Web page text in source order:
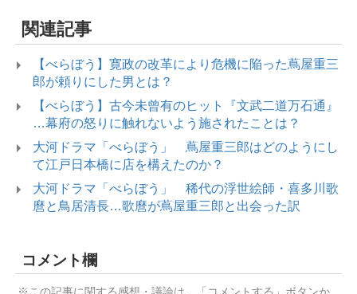
関連記事
【べらぼう】寛政の改革により危機に陥った蔦屋重三
郎が頼りにした男とは？
【べらぼう】古今未曾有のヒット『文武二道万石通』
…幕府の怒りに触れないよう施されたことは？
大河ドラマ「べらぼう」 蔦屋重三郎はどのようにし
て江戸日本橋に店を構えたのか？
大河ドラマ「べらぼう」 稀代の浮世絵師・喜多川歌
麿と鳥居清長…歌麿が蔦屋重三郎と出会った訳
コメント欄